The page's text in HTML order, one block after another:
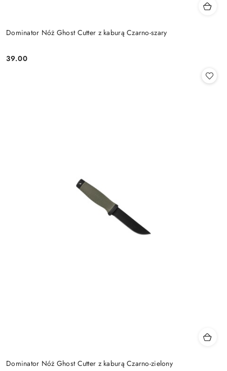
Dominator Nóż Ghost Cutter z kaburą Czarno-szary
Cena:
39.00
Dominator Nóż Ghost Cutter z kaburą Czarno-zielony